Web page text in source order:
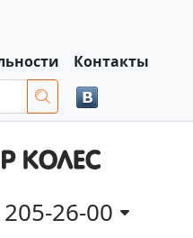
Контакты
26-00